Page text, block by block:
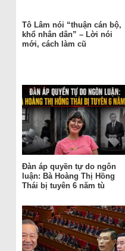
Tô Lâm nói “thuận cán bộ,
khổ nhân dân” – Lời nói
mới, cách làm cũ
Đàn áp quyền tự do ngôn
luận: Bà Hoàng Thị Hồng
Thái bị tuyên 6 năm tù